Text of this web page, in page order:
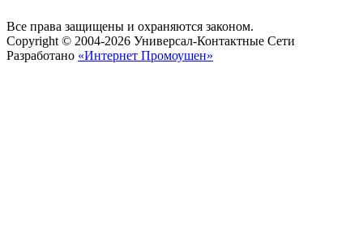
Все права защищены и охраняются законом.
Copyright © 2004-2026 Универсал-Контактные Сети
Разработано «Интернет Промоушен»